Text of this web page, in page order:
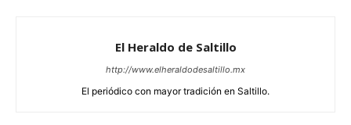
El Heraldo de Saltillo
http://www.elheraldodesaltillo.mx
El periódico con mayor tradición en Saltillo.